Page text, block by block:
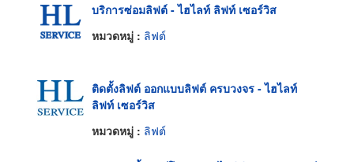
บริการซ่อมลิฟต์ - ไฮไลท์ ลิฟท์ เซอร์วิส
หมวดหมู่ : ลิฟต์
ติดตั้งลิฟต์ ออกแบบลิฟต์ ครบวงจร - ไฮไลท์
ลิฟท์ เซอร์วิส
หมวดหมู่ : ลิฟต์